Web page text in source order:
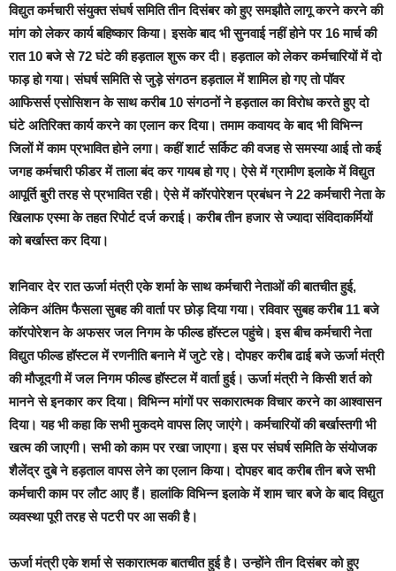
विद्युत कर्मचारी संयुक्त संघर्ष समिति तीन दिसंबर को हुए समझौते लागू करने करने की
मांग को लेकर कार्य बहिष्कार किया। इसके बाद भी सुनवाई नहीं होने पर 16 मार्च की
रात 10 बजे से 72 घंटे की हड़ताल शुरू कर दी। हड़ताल को लेकर कर्मचारियों में दो
फाड़ हो गया। संघर्ष समिति से जुड़े संगठन हड़ताल में शामिल हो गए तो पॉवर
आफिसर्स एसोसिशन के साथ करीब 10 संगठनों ने हड़ताल का विरोध करते हुए दो
घंटे अतिरिक्त कार्य करने का एलान कर दिया। तमाम कवायद के बाद भी विभिन्न
जिलों में काम प्रभावित होने लगा। कहीं शार्ट सर्किट की वजह से समस्या आई तो कई
जगह कर्मचारी फीडर में ताला बंद कर गायब हो गए। ऐसे में ग्रामीण इलाके में विद्युत
आपूर्ति बुरी तरह से प्रभावित रही। ऐसे में कॉरपोरेशन प्रबंधन ने 22 कर्मचारी नेता के
खिलाफ एस्मा के तहत रिपोर्ट दर्ज कराई। करीब तीन हजार से ज्यादा संविदाकर्मियों
को बर्खास्त कर दिया।
शनिवार देर रात ऊर्जा मंत्री एके शर्मा के साथ कर्मचारी नेताओं की बातचीत हुई,
लेकिन अंतिम फैसला सुबह की वार्ता पर छोड़ दिया गया। रविवार सुबह करीब 11 बजे
कॉरपोरेशन के अफसर जल निगम के फील्ड हॉस्टल पहुंचे। इस बीच कर्मचारी नेता
विद्युत फील्ड हॉस्टल में रणनीति बनाने में जुटे रहे। दोपहर करीब ढाई बजे ऊर्जा मंत्री
की मौजूदगी में जल निगम फील्ड हॉस्टल में वार्ता हुई। ऊर्जा मंत्री ने किसी शर्त को
मानने से इनकार कर दिया। विभिन्न मांगों पर सकारात्मक विचार करने का आश्वासन
दिया। यह भी कहा कि सभी मुकदमे वापस लिए जाएंगे। कर्मचारियों की बर्खास्तगी भी
खत्म की जाएगी। सभी को काम पर रखा जाएगा। इस पर संघर्ष समिति के संयोजक
शैलेंद्र दुबे ने हड़ताल वापस लेने का एलान किया। दोपहर बाद करीब तीन बजे सभी
कर्मचारी काम पर लौट आए हैं। हालांकि विभिन्न इलाके में शाम चार बजे के बाद विद्युत
व्यवस्था पूरी तरह से पटरी पर आ सकी है।
ऊर्जा मंत्री एके शर्मा से सकारात्मक बातचीत हुई है। उन्होंने तीन दिसंबर को हुए